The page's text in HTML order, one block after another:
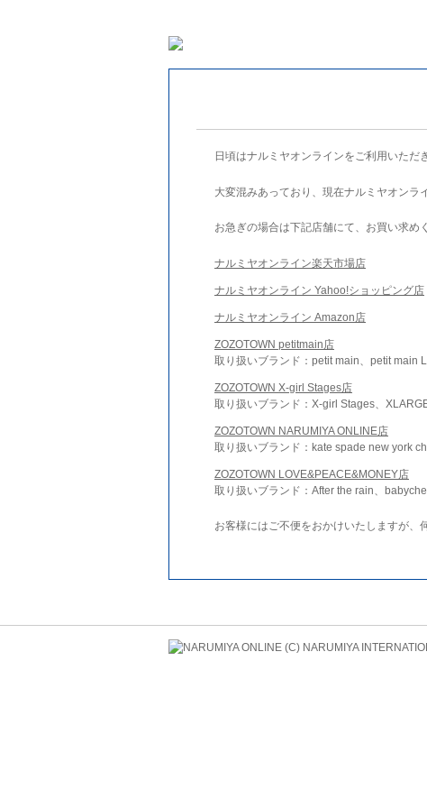
日頃はナルミヤオンラインをご利用いただ
大変混みあっており、現在ナルミヤオンラ
お急ぎの場合は下記店舗にて、お買い求め
ナルミヤオンライン楽天市場店
ナルミヤオンライン Yahoo!ショッピング店
ナルミヤオンライン Amazon店
ZOZOTOWN petitmain店
取り扱いブランド：petit main、petit main
ZOZOTOWN X-girl Stages店
取り扱いブランド：X-girl Stages、
ZOZOTOWN NARUMIYA ONLINE店
取り扱いブランド：kate spade new york
ZOZOTOWN LOVE&PEACE&MONEY店
取り扱いブランド：After the rain、
お客様にはご不便をおかけいたしますが、